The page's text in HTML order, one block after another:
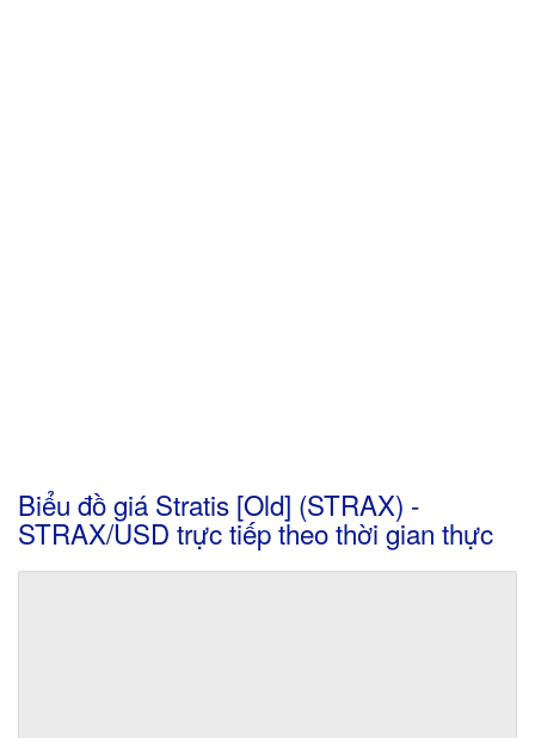
Biểu đồ giá Stratis [Old] (STRAX) -
STRAX/USD trực tiếp theo thời gian thực